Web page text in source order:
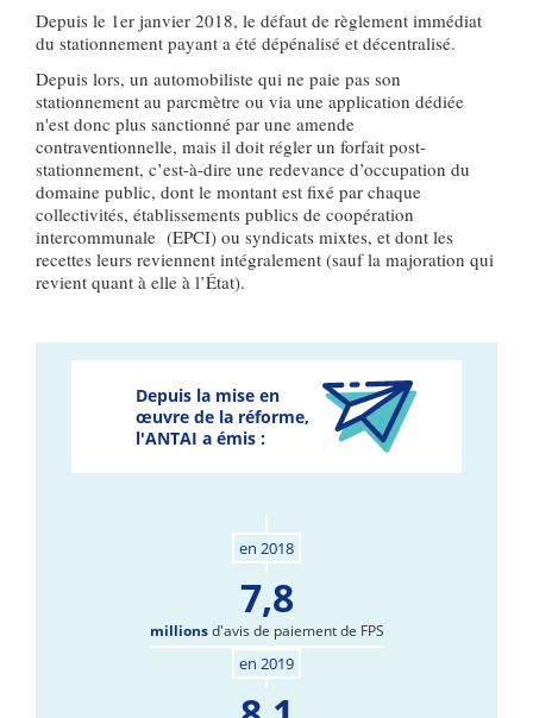
Depuis le 1er janvier 2018, le défaut de règlement immédiat
du stationnement payant a été dépénalisé et décentralisé.
Depuis lors, un automobiliste qui ne paie pas son
stationnement au parcmètre ou via une application dédiée
n'est donc plus sanctionné par une amende
contraventionnelle, mais il doit régler un forfait post-
stationnement, c’est-à-dire une redevance d’occupation du
domaine public, dont le montant est fixé par chaque
collectivités, établissements publics de coopération
intercommunale (EPCI) ou syndicats mixtes, et dont les
recettes leurs reviennent intégralement (sauf la majoration qui
revient quant à elle à l’État).
Depuis la mise en
œuvre de la réforme,
l'ANTAI a émis :
en 2018
7,8
millionsd'avis de paiement de FPS
en 2019